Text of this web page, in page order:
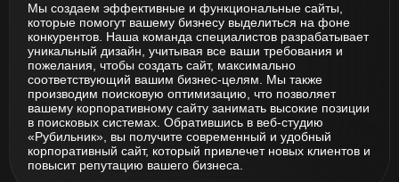
Мы создаем эффективные и функциональные сайты,
которые помогут вашему бизнесу выделиться на фоне
конкурентов. Наша команда специалистов разрабатывает
уникальный дизайн, учитывая все ваши требования и
пожелания, чтобы создать сайт, максимально
соответствующий вашим бизнес-целям. Мы также
производим поисковую оптимизацию, что позволяет
вашему корпоративному сайту занимать высокие позиции
в поисковых системах. Обратившись в веб-студию
«Рубильник», вы получите современный и удобный
корпоративный сайт, который привлечет новых клиентов и
повысит репутацию вашего бизнеса.